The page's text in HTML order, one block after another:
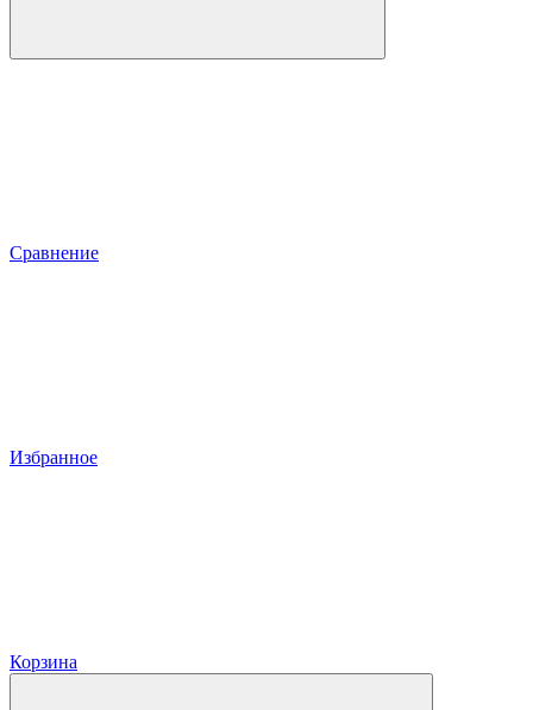
Сравнение
Избранное
Корзина